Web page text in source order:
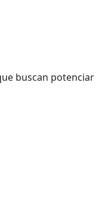
buscan potenciar